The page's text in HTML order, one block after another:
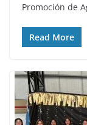
Promoción de
Read More